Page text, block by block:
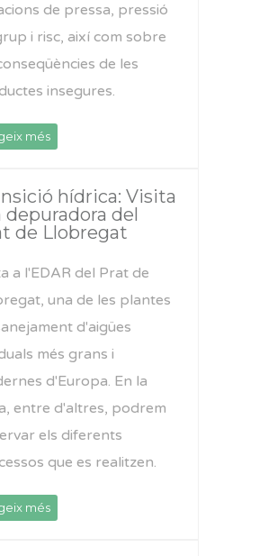
de pressa, pressió
i risc, així com sobre
de les
insegures.
més
hídrica: Visita
depuradora del
de Llobregat
a l'EDAR del Prat de
una de les plantes
d'aigües
més grans i
d'Europa. En la
entre d'altres, podrem
els diferents
que es realitzen.
més